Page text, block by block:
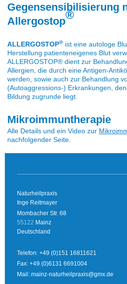
Gegensensibilisierung
Allergostop®
ALLERGOSTOP® ist eine autologe
Herstellung patienteneigenes Blut
ALLERGOSTOP® dient zur
Allergien, die durch eine Antigen-
werden, sowie auch zur Behandlung
(Autoaggressions-) Erkrankungen,
Bildung zugrunde liegt.
Mikroimmuntherapie
Alle Details und ein Video zur
nachfolgender Seite.
Naturheilpraxis
Inge Reitmayer
Mombacher Str. 68
55122 Mainz
Deutschland
Telefon: +49 (0)151 16811621
Fax: +49 (0)6131 6691004
Mail: mainz-naturheilpraxis@gmx.de